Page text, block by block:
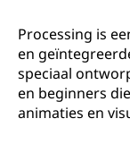
n
Processing is
en
speciaal
en beginners
animaties en